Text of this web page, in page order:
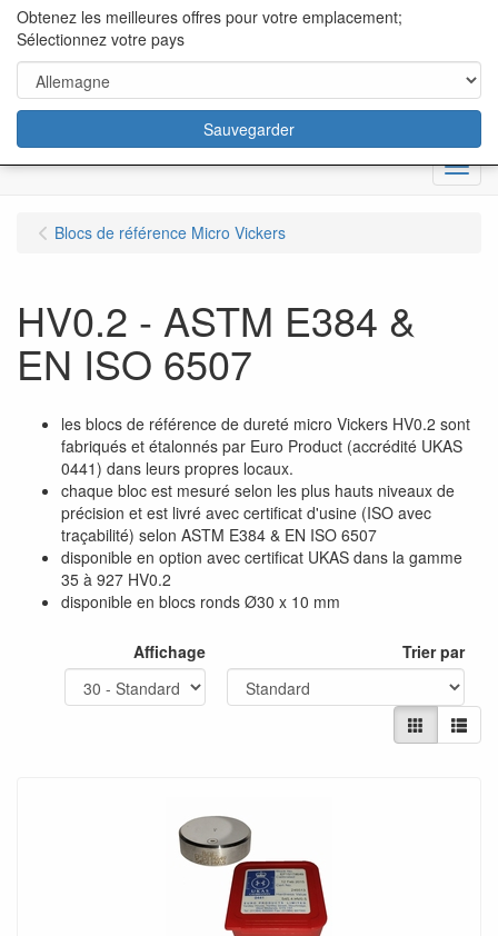
content="18/11/2025″/>
Menu
Blocs de référence Micro Vickers
HV0.2 - ASTM E384 &
EN ISO 6507
les blocs de référence de dureté micro Vickers HV0.2 sont
fabriqués et étalonnés par Euro Product (accrédité UKAS
0441) dans leurs propres locaux.
chaque bloc est mesuré selon les plus hauts niveaux de
précision et est livré avec certificat d'usine (ISO avec
traçabilité) selon ASTM E384 & EN ISO 6507
disponible en option avec certificat UKAS dans la gamme
35 à 927 HV0.2
disponible en blocs ronds Ø30 x 10 mm
Affichage Trier par
Obtenez les meilleures offres pour votre emplacement;
Sélectionnez votre pays
Sauvegarder